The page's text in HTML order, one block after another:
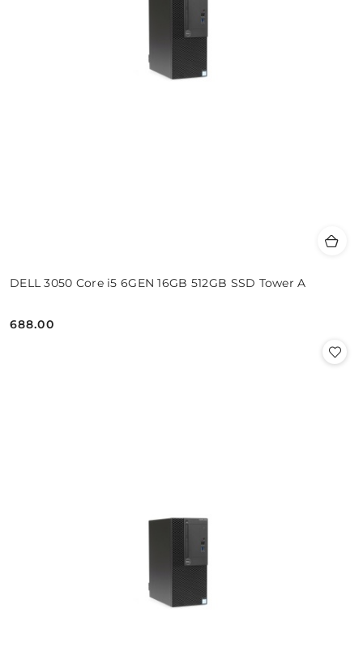
DELL 3050 Core i5 6GEN 16GB 512GB SSD Tower A
Cena:
688.00